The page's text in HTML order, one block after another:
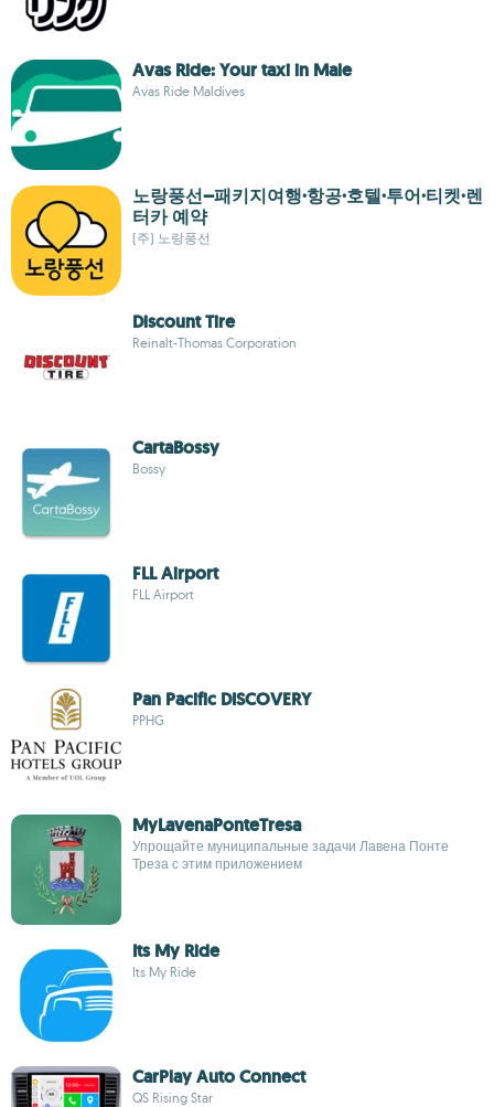
Avas Ride: Your taxi in Male
Avas Ride Maldives
노랑풍선–패키지여행·항공·호텔·투어·티켓·렌
터카 예약
(주) 노랑풍선
Discount Tire
Reinalt-Thomas Corporation
CartaBossy
Bossy
FLL Airport
FLL Airport
Pan Pacific DISCOVERY
PPHG
MyLavenaPonteTresa
Упрощайте муниципальные задачи Лавена Понте
Треза с этим приложением
Its My Ride
Its My Ride
CarPlay Auto Connect
QS Rising Star